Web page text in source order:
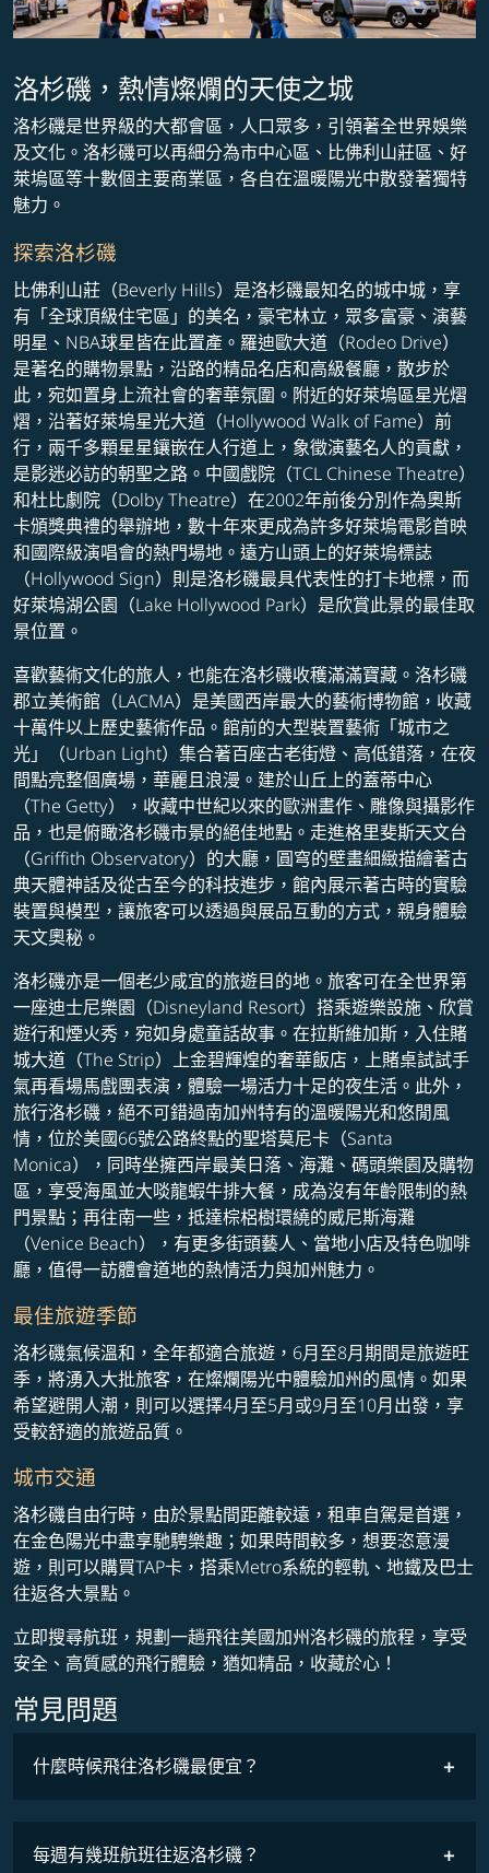
洛杉磯，熱情燦爛的天使之城
洛杉磯是世界級的大都會區，人口眾多，引領著全世界娛樂
及文化。洛杉磯可以再細分為市中心區、比佛利山莊區、好
萊塢區等十數個主要商業區，各自在溫暖陽光中散發著獨特
魅力。
探索洛杉磯
比佛利山莊（Beverly Hills）是洛杉磯最知名的城中城，享
有「全球頂級住宅區」的美名，豪宅林立，眾多富豪、演藝
明星、NBA球星皆在此置產。羅迪歐大道（Rodeo Drive）
是著名的購物景點，沿路的精品名店和高級餐廳，散步於
此，宛如置身上流社會的奢華氛圍。附近的好萊塢區星光熠
熠，沿著好萊塢星光大道（Hollywood Walk of Fame）前
行，兩千多顆星星鑲嵌在人行道上，象徵演藝名人的貢獻，
是影迷必訪的朝聖之路。中國戲院（TCL Chinese Theatre）
和杜比劇院（Dolby Theatre）在2002年前後分別作為奧斯
卡頒獎典禮的舉辦地，數十年來更成為許多好萊塢電影首映
和國際級演唱會的熱門場地。遠方山頭上的好萊塢標誌
（Hollywood Sign）則是洛杉磯最具代表性的打卡地標，而
好萊塢湖公園（Lake Hollywood Park）是欣賞此景的最佳取
景位置。
喜歡藝術文化的旅人，也能在洛杉磯收穫滿滿寶藏。洛杉磯
郡立美術館（LACMA）是美國西岸最大的藝術博物館，收藏
十萬件以上歷史藝術作品。館前的大型裝置藝術「城市之
光」（Urban Light）集合著百座古老街燈、高低錯落，在夜
間點亮整個廣場，華麗且浪漫。建於山丘上的蓋蒂中心
（The Getty），收藏中世紀以來的歐洲畫作、雕像與攝影作
品，也是俯瞰洛杉磯市景的絕佳地點。走進格里斐斯天文台
（Griffith Observatory）的大廳，圓穹的壁畫細緻描繪著古
典天體神話及從古至今的科技進步，館內展示著古時的實驗
裝置與模型，讓旅客可以透過與展品互動的方式，親身體驗
天文奧秘。
洛杉磯亦是一個老少咸宜的旅遊目的地。旅客可在全世界第
一座迪士尼樂園（Disneyland Resort）搭乘遊樂設施、欣賞
遊行和煙火秀，宛如身處童話故事。在拉斯維加斯，入住賭
城大道（The Strip）上金碧輝煌的奢華飯店，上賭桌試試手
氣再看場馬戲團表演，體驗一場活力十足的夜生活。此外，
旅行洛杉磯，絕不可錯過南加州特有的溫暖陽光和悠閒風
情，位於美國66號公路終點的聖塔莫尼卡（Santa
Monica），同時坐擁西岸最美日落、海灘、碼頭樂園及購物
區，享受海風並大啖龍蝦牛排大餐，成為沒有年齡限制的熱
門景點；再往南一些，抵達棕梠樹環繞的威尼斯海灘
（Venice Beach），有更多街頭藝人、當地小店及特色咖啡
廳，值得一訪體會道地的熱情活力與加州魅力。
最佳旅遊季節
洛杉磯氣候溫和，全年都適合旅遊，6月至8月期間是旅遊旺
季，將湧入大批旅客，在燦爛陽光中體驗加州的風情。如果
希望避開人潮，則可以選擇4月至5月或9月至10月出發，享
受較舒適的旅遊品質。
城市交通
洛杉磯自由行時，由於景點間距離較遠，租車自駕是首選，
在金色陽光中盡享馳騁樂趣；如果時間較多，想要恣意漫
遊，則可以購買TAP卡，搭乘Metro系統的輕軌、地鐵及巴士
往返各大景點。
立即搜尋航班，規劃一趟飛往美國加州洛杉磯的旅程，享受
安全、高質感的飛行體驗，猶如精品，收藏於心！
常見問題
什麼時候飛往洛杉磯最便宜？
COSMILE會員
每週有幾班航班往返洛杉磯？